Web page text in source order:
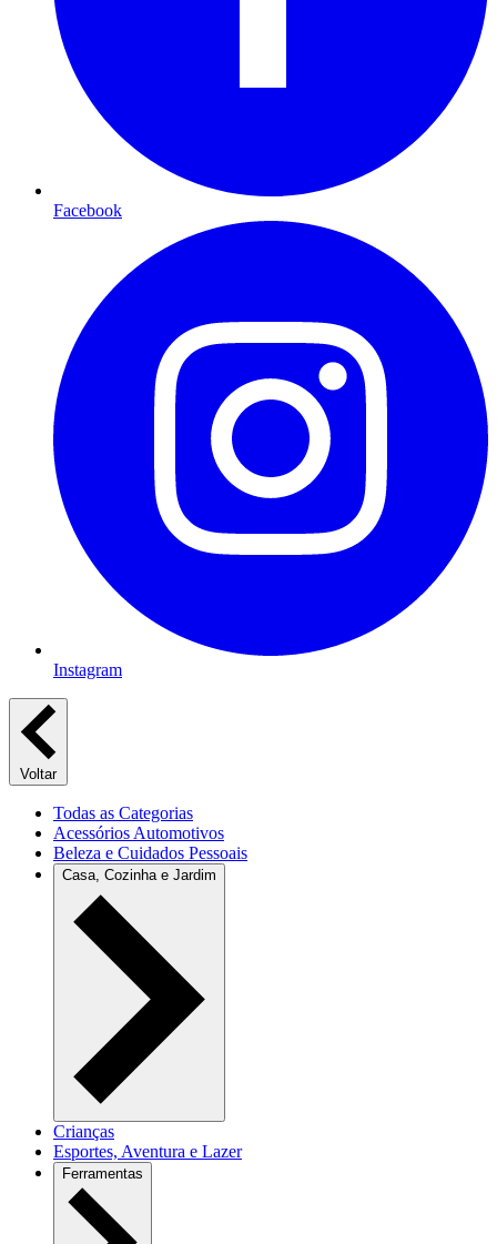
Facebook
Instagram
Voltar
Todas as Categorias
Acessórios Automotivos
Beleza e Cuidados Pessoais
Casa, Cozinha e Jardim
Crianças
Esportes, Aventura e Lazer
Ferramentas